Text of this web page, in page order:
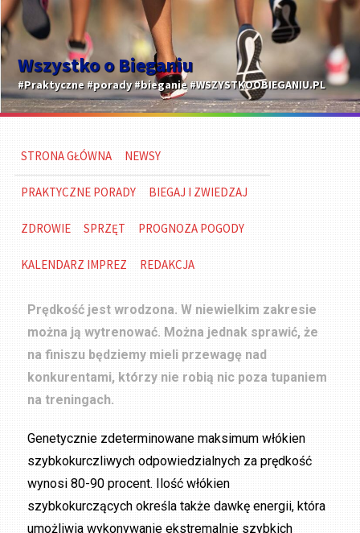
Wszystko o Bieganiu
#Praktyczne #porady #bieganie #WSZYSTKOOBIEGANIU.PL
STRONA GŁÓWNA NEWSY
PRAKTYCZNE PORADY BIEGAJ I ZWIEDZAJ
ZDROWIE SPRZĘT PROGNOZA POGODY
KALENDARZ IMPREZ REDAKCJA
Prędkość jest wrodzona. W niewielkim zakresie
można ją wytrenować. Można jednak sprawić, że
na finiszu będziemy mieli przewagę nad
konkurentami, którzy nie robią nic poza tupaniem
na treningach.
Genetycznie zdeterminowane maksimum włókien
szybkokurczliwych odpowiedzialnych za prędkość
wynosi 80-90 procent. Ilość włókien
szybkokurczących określa także dawkę energii, która
umożliwia wykonywanie ekstremalnie szybkich